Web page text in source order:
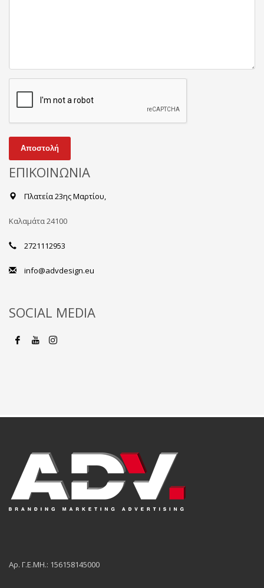
Αποστολή
ΕΠΙΚΟΙΝΩΝΙΑ
Πλατεία 23ης Μαρτίου,
Καλαμάτα 24100
2721112953
info@advdesign.eu
SOCIAL MEDIA
Αρ. Γ.Ε.ΜΗ.: 156158145000